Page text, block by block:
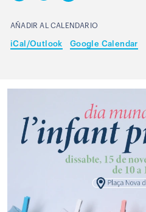
AÑADIR AL CALENDARIO
iCal/Outlook Google Calendar